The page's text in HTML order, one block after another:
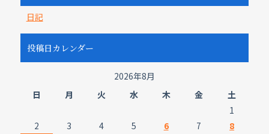
日記
投稿日カレンダー
2026年8月
日
月 火 水 木 金 土
1
2
3 4 5 6 7
8